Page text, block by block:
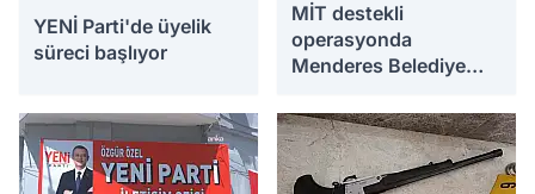
YENİ Parti'de üyelik
süreci başlıyor
MİT destekli
operasyonda
Menderes Belediye
Yakalandı